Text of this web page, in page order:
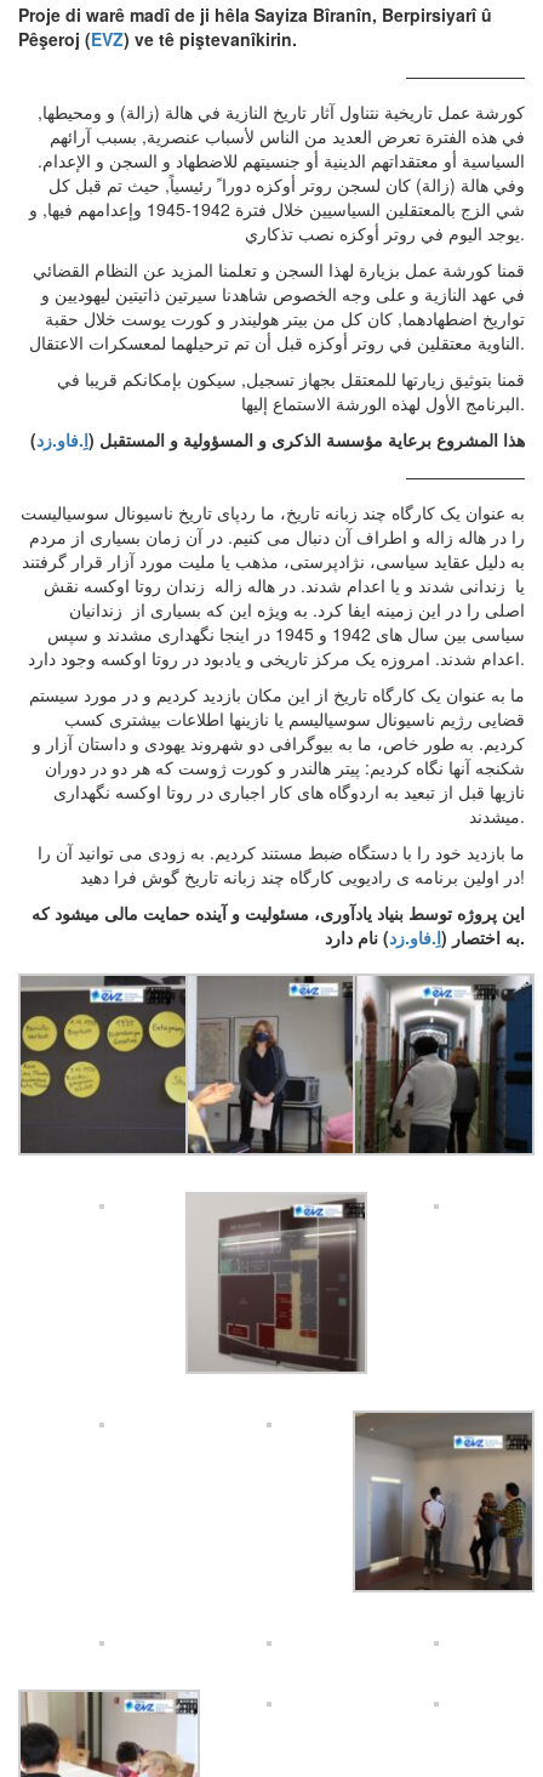
Proje di warê madî de ji hêla Sayiza Bîranîn, Berpirsiyarî û
Pêşeroj (EVZ) ve tê piştevanîkirin.
———————
كورشة عمل تاريخية نتناول آثار تاريخ النازية في هالة (زالة) و ومحيطها,
في هذه الفترة تعرض العديد من الناس لأسباب عنصرية, بسبب آرائهم
السياسية أو معتقداتهم الدينية أو جنسيتهم للاضطهاد و السجن و الإعدام.
وفي هالة (زالة) كان لسجن روتر أوكزه دورا ً رئيسياً, حيث تم قبل كل
شي الزج بالمعتقلين السياسيين خلال فترة 1942-1945 وإعدامهم فيها, و
يوجد اليوم في روتر أوكزه نصب تذكاري.
قمنا كورشة عمل بزيارة لهذا السجن و تعلمنا المزيد عن النظام القضائي
في عهد النازية و على وجه الخصوص شاهدنا سيرتين ذاتيتين ليهوديين و
تواريخ اضطهادهما, كان كل من بيتر هوليندر و كورت يوست خلال حقبة
الناوية معتقلين في روتر أوكزه قبل أن تم ترحيلهما لمعسكرات الاعتقال.
قمنا بتوثيق زيارتها للمعتقل بجهاز تسجيل, سيكون بإمكانكم قريبا في
البرنامج الأول لهذه الورشة الاستماع إليها.
هذا المشروع برعاية مؤسسة الذكرى و المسؤولية و المستقبل (اِ.فاو.زد)
———————
به عنوان یک کارگاه چند زبانه تاریخ، ما ردپای تاریخ ناسیونال سوسیالیست
را در هاله زاله و اطراف آن دنبال می کنیم. در آن زمان بسیاری از مردم
به دلیل عقاید سیاسی، نژادپرستی، مذهب یا ملیت مورد آزار قرار گرفتند
یا زندانی شدند و یا اعدام شدند. در هاله زاله زندان روتا اوکسه نقش
اصلی را در این زمینه ایفا کرد. به ویژه این که بسیاری از زندانیان
سیاسی بین سال های 1942 و 1945 در اینجا نگهداری مشدند و سپس
اعدام شدند. امروزه یک مرکز تاریخی و یادبود در روتا اوکسه وجود دارد.
ما به عنوان یک کارگاه تاریخ از این مکان بازدید کردیم و در مورد سیستم
قضایی رژیم ناسیونال سوسیالیسم یا نازینها اطلاعات بیشتری کسب
کردیم. به طور خاص، ما به بیوگرافی دو شهروند یهودی و داستان آزار و
شکنجه آنها نگاه کردیم: پیتر هالندر و کورت ژوست که هر دو در دوران
نازیها قبل از تبعید به اردوگاه های کار اجباری در روتا اوکسه نگهداری
میشدند.
ما بازدید خود را با دستگاه ضبط مستند کردیم. به زودی می توانید آن را
در اولین برنامه ی رادیویی کارگاه چند زبانه تاریخ گوش فرا دهید!
این پروژه توسط بنیاد یادآوری، مسئولیت و آینده حمایت مالی میشود که
به اختصار (اِ.فاو.زد ) نام دارد.